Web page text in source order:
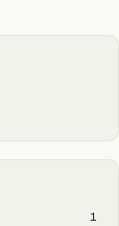
1